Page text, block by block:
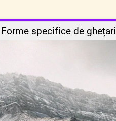
Forme specifice de ghețari